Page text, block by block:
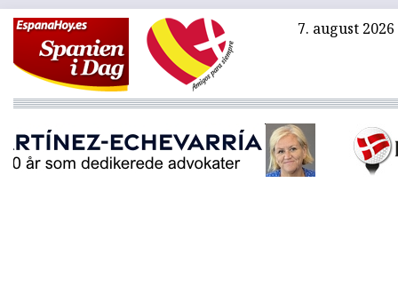
7. august 2026